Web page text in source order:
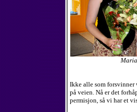
Ikke alle som forsvinner
på veien. Nå er det
permisjon, så vi har et